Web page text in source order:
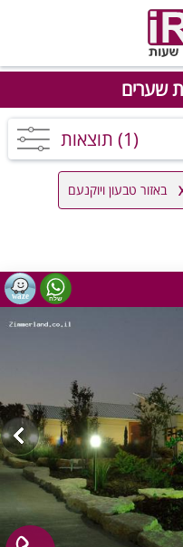
שערים
(1) תוצאות
באזור טבעון ויוקנעם